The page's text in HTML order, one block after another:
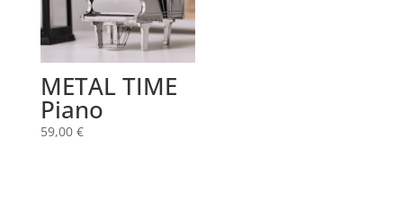
METAL TIME
Piano
59,00 €